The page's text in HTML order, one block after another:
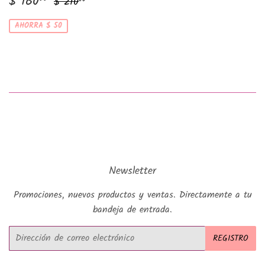
de
venta 160.00
AHORRA $ 50
Newsletter
Promociones, nuevos productos y ventas. Directamente a tu
bandeja de entrada.
Correo
electrónico
REGISTRO